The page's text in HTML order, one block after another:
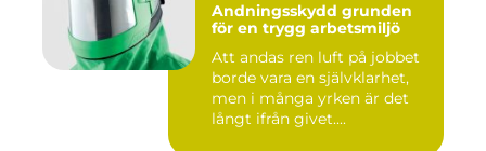
Andningsskydd grunden
för en trygg arbetsmiljö
Att andas ren luft på jobbet
borde vara en självklarhet,
men i många yrken är det
långt ifrån givet....